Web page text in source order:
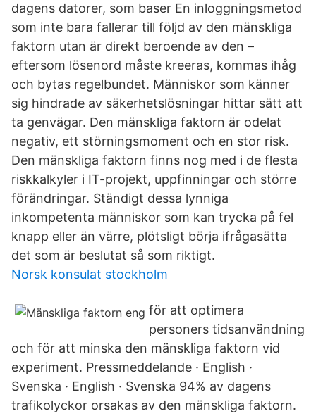
dagens datorer, som baser En inloggningsmetod
som inte bara fallerar till följd av den mänskliga
faktorn utan är direkt beroende av den –
eftersom lösenord måste kreeras, kommas ihåg
och bytas regelbundet. Människor som känner
sig hindrade av säkerhetslösningar hittar sätt att
ta genvägar. Den mänskliga faktorn är odelat
negativ, ett störningsmoment och en stor risk.
Den mänskliga faktorn finns nog med i de flesta
riskkalkyler i IT-projekt, uppfinningar och större
förändringar. Ständigt dessa lynniga
inkompetenta människor som kan trycka på fel
knapp eller än värre, plötsligt börja ifrågasätta
det som är beslutat så som riktigt.
Norsk konsulat stockholm
för att optimera
personers tidsanvändning
och för att minska den mänskliga faktorn vid
experiment. Pressmeddelande · English ·
Svenska · English · Svenska 94% av dagens
trafikolyckor orsakas av den mänskliga faktorn.